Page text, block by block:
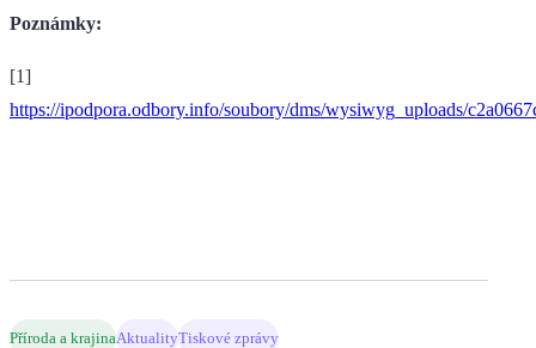
Poznámky:
[1]
https://ipodpora.odbory.info/soubory/dms/wysiwyg_uploads/
Příroda a krajinaAktualityTiskové zprávy